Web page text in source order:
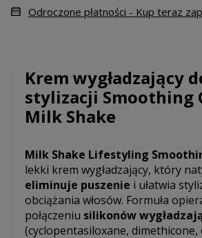
Odroczone płatności - Kup teraz
Krem wygładzający
stylizacji Smoothing
Milk Shake
Milk Shake Lifestyling
lekki krem wygładzający, który
eliminuje puszenie i ułatwia
obciążania włosów. Formuła
połączeniu silikonów
(cyclopentasiloxane,